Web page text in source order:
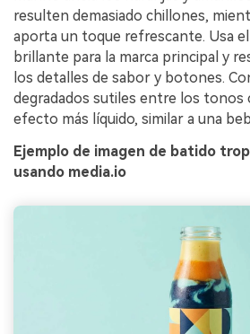
resulten demasiado chillones,
aporta un toque refrescante. Usa
brillante para la marca principal y
los detalles de sabor y botones.
degradados sutiles entre los tonos
efecto más líquido, similar a una
Ejemplo de imagen de batido
usando media.io